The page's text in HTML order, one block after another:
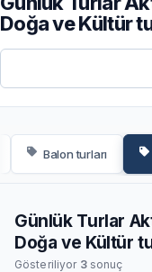
Doğa ve Kültür
Balon turları
Günlük Turlar
Doğa ve Kültür
Gösteriliyor 3sonuç